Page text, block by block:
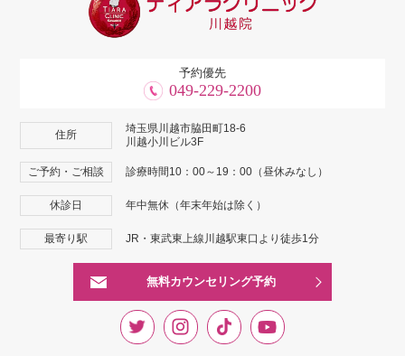
予約優先
049-229-2200
住所
埼玉県川越市脇田町18-6
川越小川ビル3F
ご予約・ご相談 診療時間10：00～19：00（昼休みなし）
休診日 年中無休（年末年始は除く）
最寄り駅 JR・東武東上線川越駅東口より徒歩1分
無料カウンセリング予約